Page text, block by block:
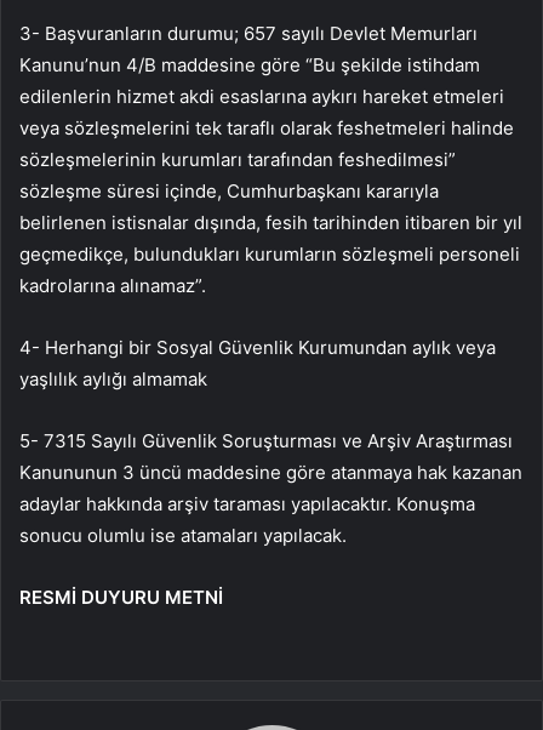
3- Başvuranların durumu; 657 sayılı Devlet Memurları
Kanunu’nun 4/B maddesine göre “Bu şekilde istihdam
edilenlerin hizmet akdi esaslarına aykırı hareket etmeleri
veya sözleşmelerini tek taraflı olarak feshetmeleri halinde
sözleşmelerinin kurumları tarafından feshedilmesi”
sözleşme süresi içinde, Cumhurbaşkanı kararıyla
belirlenen istisnalar dışında, fesih tarihinden itibaren bir yıl
geçmedikçe, bulundukları kurumların sözleşmeli personeli
kadrolarına alınamaz”.
4- Herhangi bir Sosyal Güvenlik Kurumundan aylık veya
yaşlılık aylığı almamak
5- 7315 Sayılı Güvenlik Soruşturması ve Arşiv Araştırması
Kanununun 3 üncü maddesine göre atanmaya hak kazanan
adaylar hakkında arşiv taraması yapılacaktır. Konuşma
sonucu olumlu ise atamaları yapılacak.
RESMİ DUYURU METNİ